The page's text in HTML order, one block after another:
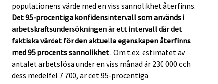
populationens värde med en viss sannolikhet återfinns.
Det 95-procentiga konfidensintervall som används i
arbetskraftsundersökningen är ett intervall där det
faktiska värdet för den aktuella egenskapen återfinns
med 95 procents sannolikhet. Om t.ex. estimatet av
antalet arbetslösa under en viss månad är 230 000 och
dess medelfel 7 700, är det 95-procentiga